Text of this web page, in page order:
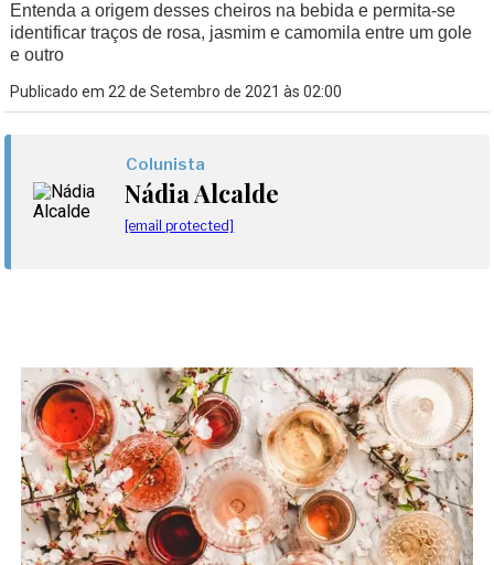
Entenda a origem desses cheiros na bebida e permita-se
identificar traços de rosa, jasmim e camomila entre um gole
e outro
Publicado em 22 de Setembro de 2021 às 02:00
Colunista
Nádia Alcalde
[email protected]